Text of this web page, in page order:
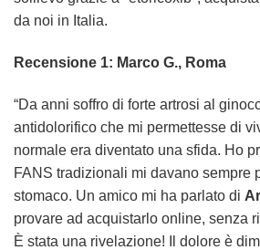
da noi in Italia.
Recensione 1: Marco G., Roma
“Da anni soffro di forte artrosi al
antidolorifico che mi permettesse di
normale era diventato una sfida. Ho
FANS tradizionali mi davano sempre
stomaco. Un amico mi ha parlato di
provare ad acquistarlo online, senza
È stata una rivelazione! Il dolore è